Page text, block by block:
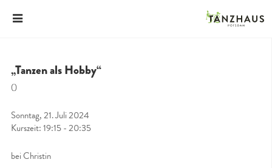
„Tanzen als Hobby“
()
Sonntag, 21. Juli 2024
Kurszeit: 19:15 - 20:35
bei Christin